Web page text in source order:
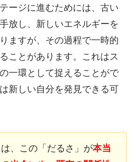
ージに進むためには、古い
放し、新しいエネルギーを
ますが、その過程で一時的
ことがあります。これはス
一環として捉えることがで
新しい自分を発見できる可
、この「だるさ」が本当